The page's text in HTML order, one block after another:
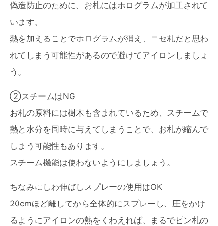
偽造防止のために、お札にはホログラムが加工されて
います。
熱を加えることでホログラムが消え、ニセ札だと思わ
れてしまう可能性があるので避けてアイロンしましょ
う。
②スチームはNG
お札の原料には樹木も含まれているため、スチームで
熱と水分を同時に与えてしまうことで、お札が縮んで
しまう可能性もあります。
スチーム機能は使わないようにしましょう。
ちなみにしわ伸ばしスプレーの使用はOK
20cmほど離してから全体的にスプレーし、圧をかけ
るようにアイロンの熱をくわえれば、まるでピン札の